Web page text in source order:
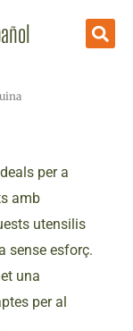
per a
amb
utensilis
sense esforç.
una
per al